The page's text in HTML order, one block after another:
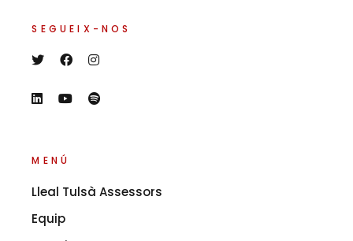
SEGUEIX-NOS
MENÚ
Lleal Tulsà Assessors
Equip